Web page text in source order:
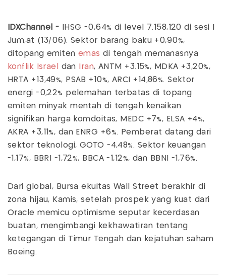
IDXChannel - IHSG -0,64% di level 7.158,120 di sesi I
Jum,at (13/06). Sektor barang baku +0,90%,
ditopang emitenemas di tengah memanasnya
konflik Israel
dan Iran, ANTM +3.15%, MDKA +3,20%,
HRTA +13,49%, PSAB +10%, ARCI +14,86%. Sektor
energi -0,22% pelemahan terbatas di topang
emiten minyak mentah di tengah kenaikan
signifikan harga komdoitas, MEDC +7%, ELSA +4%,
AKRA +3,11%, dan ENRG +6%. Pemberat datang dari
sektor teknologi, GOTO -4,48%. Sektor keuangan
-1,17%, BBRI -1,72%, BBCA -1,12%, dan BBNI -1,76%.
Dari global, Bursa ekuitas Wall Street berakhir di
zona hijau, Kamis, setelah prospek yang kuat dari
Oracle memicu optimisme seputar kecerdasan
buatan, mengimbangi kekhawatiran tentang
ketegangan di Timur Tengah dan kejatuhan saham
Boeing.